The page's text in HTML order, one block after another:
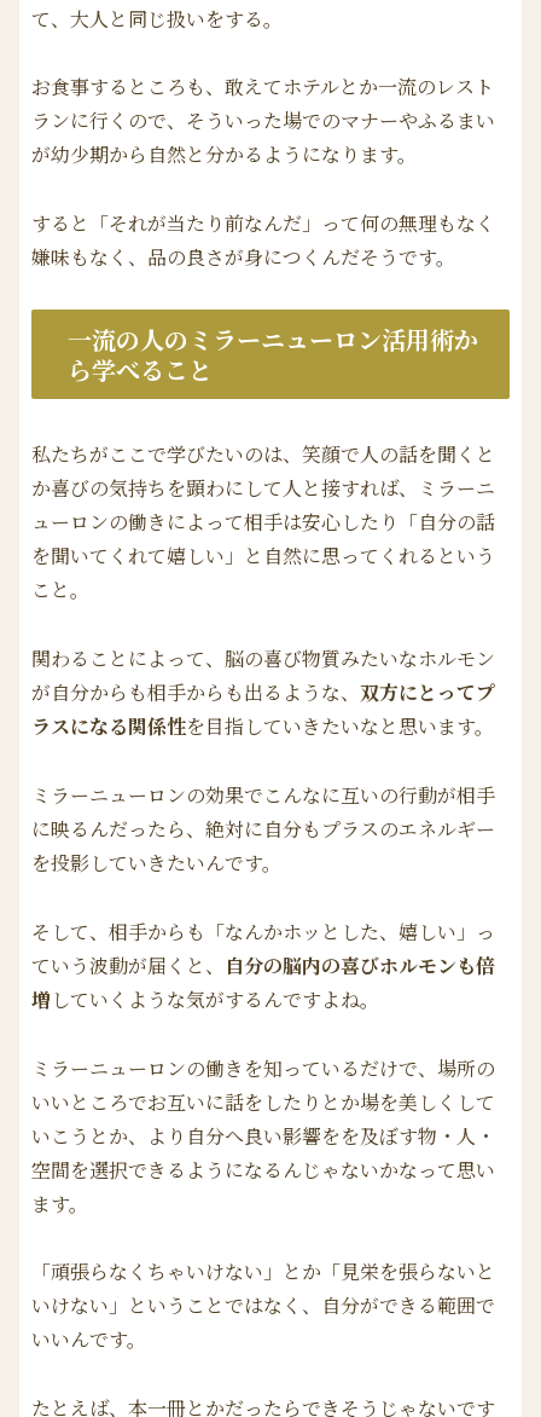
て、大人と同じ扱いをする。
お食事するところも、敢えてホテルとか一流のレスト
ランに行くので、そういった場でのマナーやふるまい
が幼少期から自然と分かるようになります。
すると「それが当たり前なんだ」って何の無理もなく
嫌味もなく、品の良さが身につくんだそうです。
一流の人のミラーニューロン活用術か
ら学べること
私たちがここで学びたいのは、笑顔で人の話を聞くと
か喜びの気持ちを顕わにして人と接すれば、ミラーニ
ューロンの働きによって相手は安心したり「自分の話
を聞いてくれて嬉しい」と自然に思ってくれるという
こと。
関わることによって、脳の喜び物質みたいなホルモン
が自分からも相手からも出るような、 双方にとってプ
ラスになる関係性を目指していきたいなと思います。
ミラーニューロンの効果でこんなに互いの行動が相手
に映るんだったら、絶対に自分もプラスのエネルギー
を投影していきたいんです。
そして、相手からも「なんかホッとした、嬉しい」っ
ていう波動が届くと、
自分の脳内の喜びホルモンも倍
増していくような気がするんですよね。
ミラーニューロンの働きを知っているだけで、場所の
いいところでお互いに話をしたりとか場を美しくして
いこうとか、より自分へ良い影響をを及ぼす物・人・
空間を選択できるようになるんじゃないかなって思い
ます。
「頑張らなくちゃいけない」とか「見栄を張らないと
いけない」ということではなく、自分ができる範囲で
いいんです。
たとえば、本一冊とかだったらできそうじゃないです